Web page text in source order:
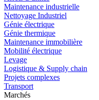
Maintenance industrielle
Nettoyage Industriel
Génie électrique
Génie thermique
Maintenance immobilière
Mobilité électrique
Levage
Logistique & Supply chain
Projets complexes
Transport
Marchés